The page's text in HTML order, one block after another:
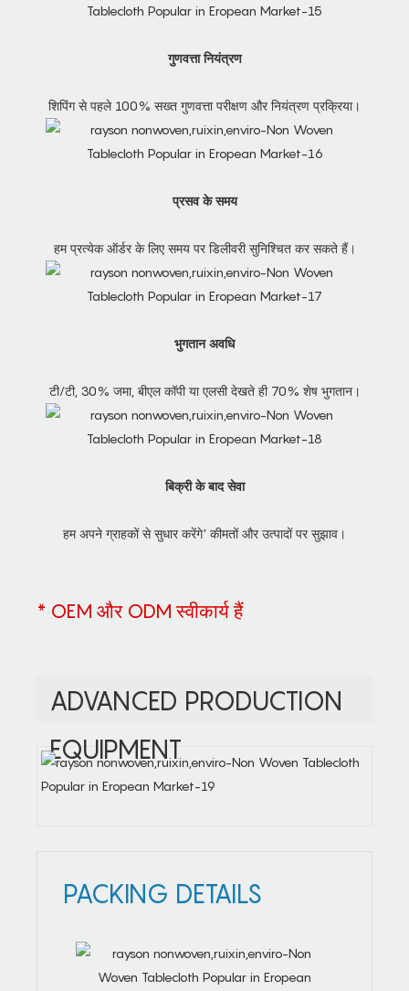
गुणवत्ता नियंत्रण
शिपिंग से पहले 100% सख्त गुणवत्ता परीक्षण और नियंत्रण प्रक्रिया।
प्रसव के समय
हम प्रत्येक ऑर्डर के लिए समय पर डिलीवरी सुनिश्चित कर सकते हैं।
भुगतान अवधि
टी/टी, 30% जमा, बीएल कॉपी या एलसी देखते ही 70% शेष भुगतान।
बिक्री के बाद सेवा
हम अपने ग्राहकों से सुधार करेंगे' कीमतों और उत्पादों पर सुझाव।
* OEM और ODM स्वीकार्य हैं
ADVANCED PRODUCTION
EQUIPMENT
PACKING DETAILS